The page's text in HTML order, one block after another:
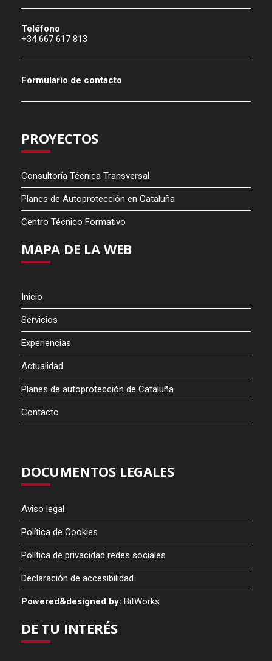
Teléfono
+34 667 617 813
Formulario de contacto
PROYECTOS
Consultoría Técnica Transversal
Planes de Autoprotección en Cataluña
Centro Técnico Formativo
MAPA DE LA WEB
Inicio
Servicios
Experiencias
Actualidad
Planes de autoprotección de Cataluña
Contacto
DOCUMENTOS LEGALES
Aviso legal
Política de Cookies
Política de privacidad redes sociales
Declaración de accesibilidad
Powered&designed by: BitWorks
DE TU INTERÉS